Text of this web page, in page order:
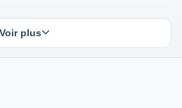
Voir plus